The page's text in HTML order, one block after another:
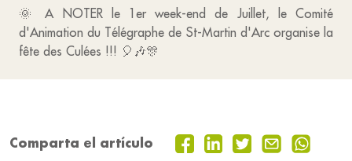
🌞 A NOTER le 1er week-end de Juillet, le Comité
d'Animation du Télégraphe de St-Martin d'Arc organise la
fête des Culées !!! 🎈🎶🎊
Comparta el artículo